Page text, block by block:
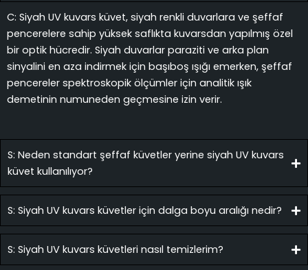
C: Siyah UV kuvars küvet, siyah renkli duvarlara ve şeffaf
pencerelere sahip yüksek saflıkta kuvarsdan yapılmış özel
bir optik hücredir. Siyah duvarlar paraziti ve arka plan
sinyalini en aza indirmek için başıboş ışığı emerken, şeffaf
pencereler spektroskopik ölçümler için analitik ışık
demetinin numuneden geçmesine izin verir.
S: Neden standart şeffaf küvetler yerine siyah UV kuvars
küvet kullanılıyor?
S: Siyah UV kuvars küvetler için dalga boyu aralığı nedir?
S: Siyah UV kuvars küvetleri nasıl temizlerim?